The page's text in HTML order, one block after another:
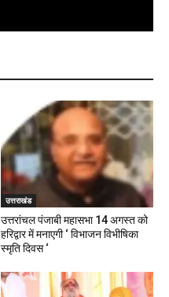
उत्तराखंड
उत्तरांचल पंजाबी महासभा 14 अगस्त को
हरिद्वार में मनाएगी ‘ विभाजन विभीषिका
स्मृति दिवस ‘